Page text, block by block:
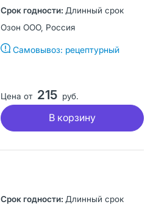
Длинный срок
Озон ООО, Россия
Самовывоз: рецептурный
Цена от 215 руб.
В корзину
Длинный срок